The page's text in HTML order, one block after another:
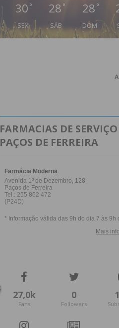
30 °
SEX
28 °
SÁB
28 °
DOM
FARMACIAS DE
PAÇOS DE FERREIRA
27,0k
Fans
0
Followers